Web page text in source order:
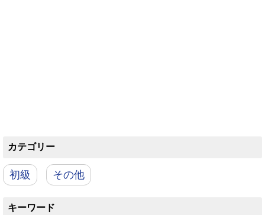
カテゴリー
初級 その他
キーワード